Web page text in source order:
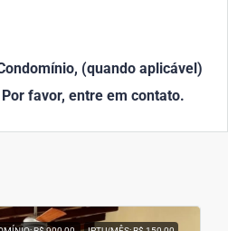
(quando aplicável)
favor, entre em contato.